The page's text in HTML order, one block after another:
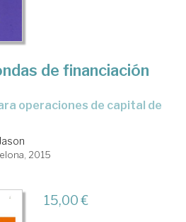
de financiación
2015
15,00 €